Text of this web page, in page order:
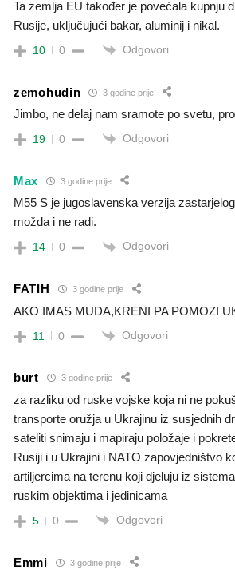
Ta zemlja EU također je povećala kupnju
Rusije, uključujući bakar, aluminij i nikal.
10 0 Odgovori
zemohudin 3 godine prije
Jimbo, ne delaj nam sramote po svetu,
19 0 Odgovori
Max 3 godine prije
M55 S je jugoslavenska verzija
možda i ne radi.
14 0 Odgovori
FATIH 3 godine prije
AKO IMAS MUDA,KRENI PA POMOZI
11 0 Odgovori
burt 3 godine prije
za razliku od ruske vojske koja ni ne
transporte oružja u Ukrajinu iz susjednih
sateliti snimaju i mapiraju položaje i
Rusiji i u Ukrajini i NATO zapovjedništvo
artiljercima na terenu koji djeluju iz
ruskim objektima i jedinicama
5 0 Odgovori
Emmi 3 godine prije